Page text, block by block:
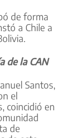
de forma
a Chile a
de la CAN
Santos,
el
coincidió en
de